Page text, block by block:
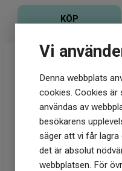
Vi
Denna webbplats
cookies. Cookies är
användas av
besökarens
säger att vi får
det är absolut
webbplatsen. För
KÖP